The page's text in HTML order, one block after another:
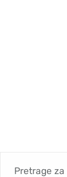
Pretrage za